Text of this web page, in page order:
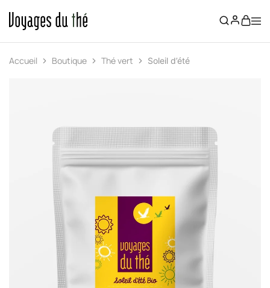
VOYAGES
THE
Boutique
thé
Nantes
Accueil Boutique Thé vert Soleil d’été